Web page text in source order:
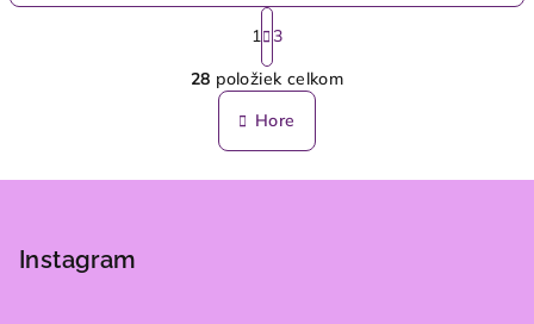
O
v
l
á
S
t
r
á
n
k
o
v
1 3
28 položiek celkom
Hore
Instagram